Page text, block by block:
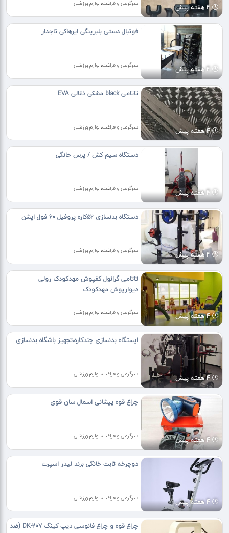
4 هفته پیش سرگرمی و فراغت، لوازم ورزشی
4 هفته پیش
فوتبال دستی بلبرینگی ایرهاکی تاجدار
سرگرمی و فراغت، لوازم ورزشی
4 هفته پیش
تاتامی black مشکی ذغالی EVA
سرگرمی و فراغت، لوازم ورزشی
4 هفته پیش
دستگاه سیم کش / پرس خانگی
سرگرمی و فراغت، لوازم ورزشی
4 هفته پیش
دستگاه بدنسازی ۵۲کاره پروفیل ۶۰ فول اپشن
سرگرمی و فراغت، لوازم ورزشی
4 هفته پیش
تاتامی گرانول کفپوش مهدکودک رولی
دیوارپوش مهدکودک
سرگرمی و فراغت، لوازم ورزشی
4 هفته پیش
ایستگاه بدنسازی چندکاره،تجهیز باشگاه بدنسازی
سرگرمی و فراغت، لوازم ورزشی
4 هفته پیش
چراغ قوه پیشانی اسمال سان قوی
سرگرمی و فراغت، لوازم ورزشی
4 هفته پیش
دوچرخه ثابت خانگی برند لیدر اسپرت
سرگرمی و فراغت، لوازم ورزشی
چراغ قوه و چراغ فانوسی دیپ کینگ DK-207 (ضد